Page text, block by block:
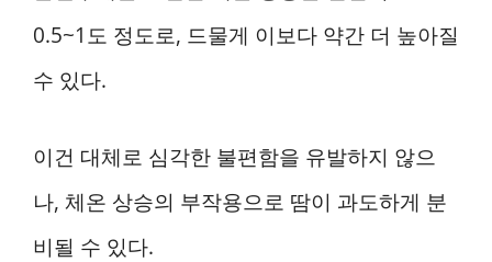
0.5~1도 정도로, 드물게 이보다 약간 더 높아질
수 있다.
이건 대체로 심각한 불편함을 유발하지 않으
나, 체온 상승의 부작용으로 땀이 과도하게 분
비될 수 있다.